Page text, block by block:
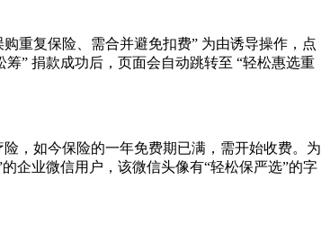
重复保险、需合并避免扣费” 为由诱导操作，点
” 捐款成功后，页面会自动跳转至 “轻松惠选重
，如今保险的一年免费期已满，需开始收费。为
企业微信用户，该微信头像有“轻松保严选”的字